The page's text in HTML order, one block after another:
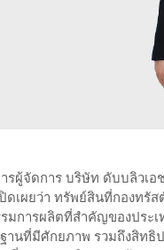
รผู้จัดการ บริษัท ดับบลิวเ
ดเผยว่า ทรัพย์สินที่กองทรั
มการผลิตที่สําคัญของประ
ฐานที่มีศักยภาพ รวมถึงสิท